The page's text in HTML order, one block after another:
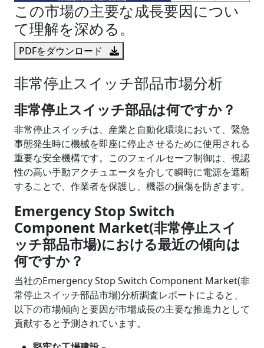
この市場の主要な成長要因につい
て理解を深める。
PDFをダウンロード
非常停止スイッチ部品市場分析
非常停止スイッチ部品は何ですか？
非常停止スイッチは、産業と自動化環境において、緊急
事態発生時に機械を即座に停止させるために使用される
重要な安全機構です。このフェイルセーフ制御は、視認
性の高い手動アクチュエータを介して瞬時に電源を遮断
することで、作業者を保護し、機器の損傷を防ぎます。
Emergency Stop Switch
Component Market(非常停止スイ
ッチ部品市場)における最近の傾向は
何ですか？
当社のEmergency Stop Switch Component Market(非
常停止スイッチ部品市場)分析調査レポートによると、
以下の市場傾向と要因が市場成長の主要な推進力として
貢献すると予測されています。